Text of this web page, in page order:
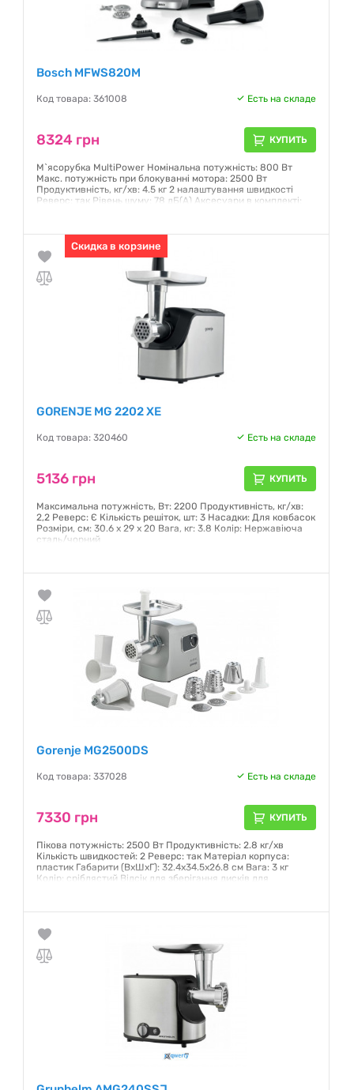
Bosch MFWS820M
Код товара: 361008 Есть на складе
8324 грн КУПИТЬ
М`ясорубка MultiPower Номінальна потужність: 800 Вт
Макс. потужність при блокуванні мотора: 2500 Вт
Продуктивність, кг/хв: 4.5 кг 2 налаштування швидкості
Реверс: так Рівень шуму: 78 дБ(A) Аксесуари в комплекті:
5.2 кг Колір: чорний
Гарантия:12 месяцев
Скидка в корзине
GORENJE MG 2202 XE
Код товара: 320460 Есть на складе
5136 грн КУПИТЬ
Максимальна потужність, Вт: 2200 Продуктивність, кг/хв:
2,2 Реверс: Є Кількість решіток, шт: 3 Насадки: Для ковбасок
Розміри, см: 30.6 х 29 х 20 Вага, кг: 3.8 Колір: Нержавіюча
сталь/чорний
Gorenje MG2500DS
Код товара: 337028 Есть на складе
7330 грн КУПИТЬ
Пікова потужність: 2500 Вт Продуктивність: 2.8 кг/хв
Кількість швидкостей: 2 Реверс: так Матеріал корпуса:
пластик Габарити (ВxШxГ): 32.4х34.5х26.8 см Вага: 3 кг
Колір: сріблястий Відсік для зберігання дисків для